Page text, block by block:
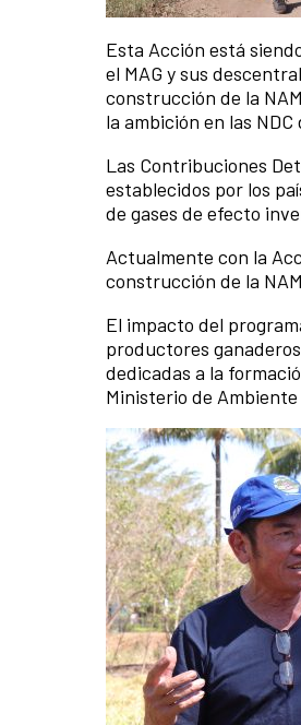
Esta Acción está
el MAG y sus
construcción de la
la ambición en las NDC
Las Contribuciones
establecidos por los
de gases de efecto
Actualmente con la
construcción de la
El impacto del
productores
dedicadas a la
Ministerio de